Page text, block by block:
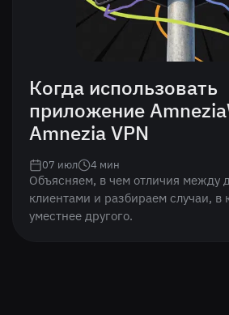
Когда использовать
приложение
Amnezia VPN
Объясняем, в чем отличия между
клиентами и разбираем случаи, в
уместнее другого.
07 июл 4 мин